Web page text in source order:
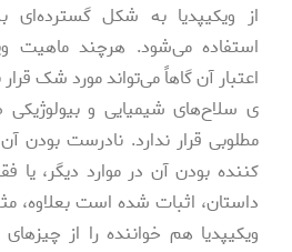
از ویکیپدیا به ­شکل گسترده‌­ای
استفاده می‌­شود. هرچند ماهیت
ی سلاح­‌های شیمیایی و
کننده بودن آن در موارد دیگر،
داستان، اثبات شده است بعلاوه،
ویکیپدیا هم خواننده را از